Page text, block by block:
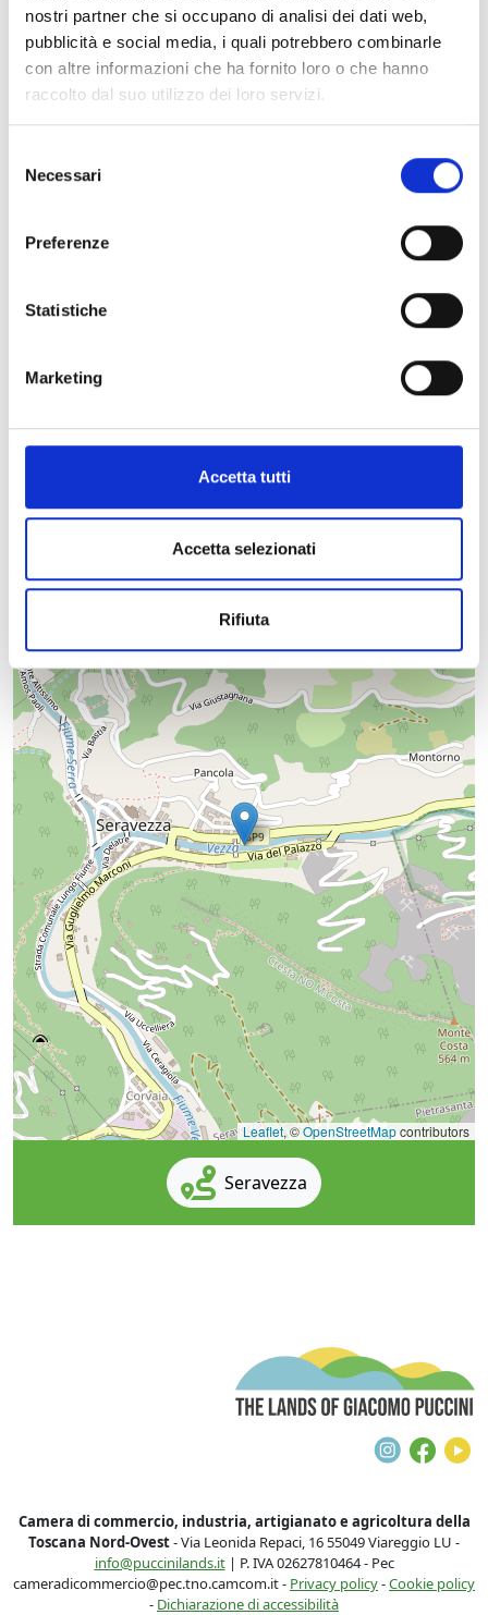
nostri partner che si occupano di analisi dei dati web,
pubblicità e social media, i quali potrebbero combinarle
con altre informazioni che ha fornito loro o che hanno
raccolto dal suo utilizzo dei loro servizi.
delNecessari
Preferenze
Statistiche
Marketing
Accetta tutti
Accetta selezionati
Rifiuta
Notizie Storiche
Stato di conservazione
Informazioni:
Comprensorio:
Museo archeologico Versiliese
+
Leaflet, ©OpenStreetMapcontributors
Seravezza
Camera di commercio, industria, artigianato e agricoltura della
Toscana Nord-Ovest- Via Leonida Repaci, 16 55049 Viareggio LU -
info@puccinilands.it| P. IVA 02627810464 - Pec
cameradicommercio@pec.tno.camcom.it - Privacy policy-Cookie policy
- Dichiarazione di accessibilità